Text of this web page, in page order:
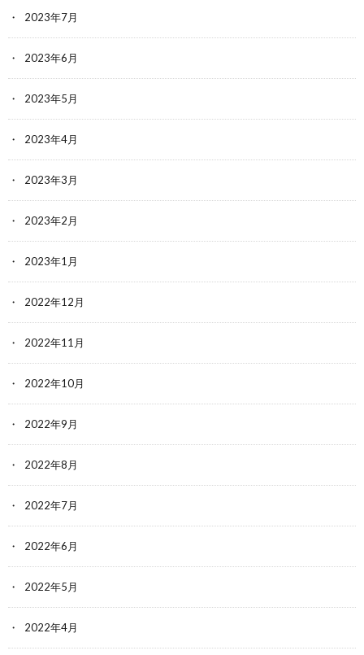
2023年7月
2023年6月
2023年5月
2023年4月
2023年3月
2023年2月
2023年1月
2022年12月
2022年11月
2022年10月
2022年9月
2022年8月
2022年7月
2022年6月
2022年5月
2022年4月